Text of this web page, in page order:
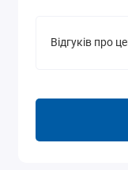
Відгуків про